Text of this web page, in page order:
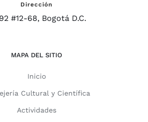
Dirección
#12-68, Bogotá D.C.
MAPA DEL SITIO
Inicio
Cultural y Científica
Actividades